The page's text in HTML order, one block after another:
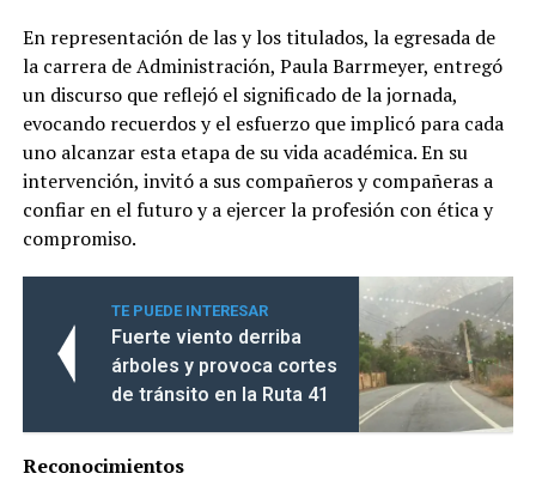
En representación de las y los titulados, la egresada de
la carrera de Administración, Paula Barrmeyer, entregó
un discurso que reflejó el significado de la jornada,
evocando recuerdos y el esfuerzo que implicó para cada
uno alcanzar esta etapa de su vida académica. En su
intervención, invitó a sus compañeros y compañeras a
confiar en el futuro y a ejercer la profesión con ética y
compromiso.
TE PUEDE INTERESAR
Fuerte viento derriba
árboles y provoca cortes
de tránsito en la Ruta 41
Reconocimientos